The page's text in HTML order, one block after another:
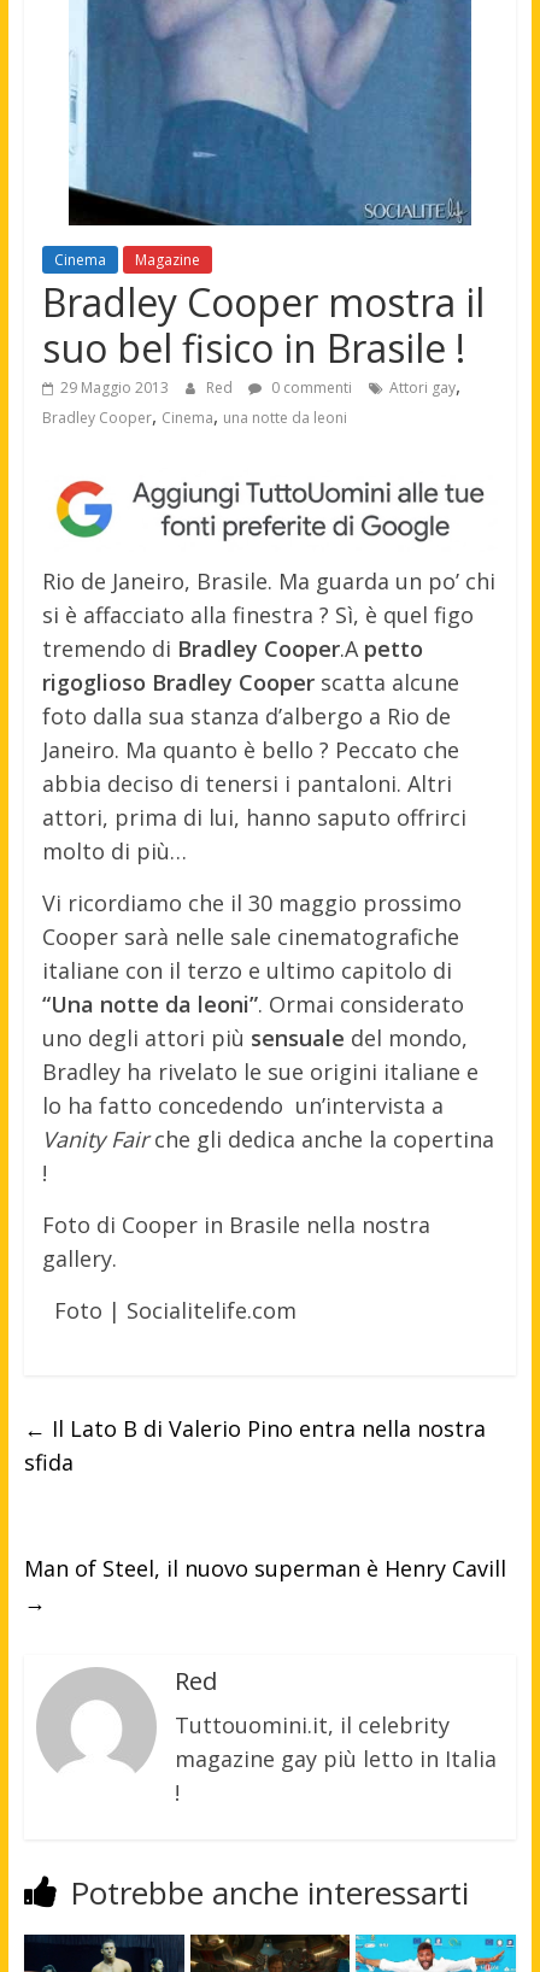
Cinema Magazine
Bradley Cooper mostra il
suo bel fisico in Brasile !
29 Maggio 2013 Red 0 commenti Attori gay,
Bradley Cooper, Cinema, una notte da leoni
Rio de Janeiro, Brasile. Ma guarda un po’ chi
si è affacciato alla finestra ? Sì, è quel figo
tremendo di Bradley Cooper.A petto
rigoglioso Bradley Cooperscatta alcune
foto dalla sua stanza d’albergo a Rio de
Janeiro. Ma quanto è bello ? Peccato che
abbia deciso di tenersi i pantaloni. Altri
attori, prima di lui, hanno saputo offrirci
molto di più…
Vi ricordiamo che il 30 maggio prossimo
Cooper sarà nelle sale cinematografiche
italiane con il terzo e ultimo capitolo di
“Una notte da leoni”. Ormai considerato
uno degli attori più sensuale del mondo,
Bradley ha rivelato le sue origini italiane e
lo ha fatto concedendo un’intervista a
Vanity Fairche gli dedica anche la copertina
!
Foto di Cooper in Brasile nella nostra
gallery.
Foto | Socialitelife.com
← Il Lato B di Valerio Pino entra nella nostra
sfida
Man of Steel, il nuovo superman è Henry Cavill
→
Red
Tuttouomini.it, il celebrity
magazine gay più letto in Italia
!
Potrebbe anche interessarti